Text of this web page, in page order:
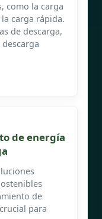
como la carga
carga rápida.
de descarga,
de energía
de
para